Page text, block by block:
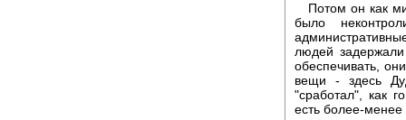
Потом он как
было
людей
обеспечивать,
вещи - здесь
"сработал", как
есть более-